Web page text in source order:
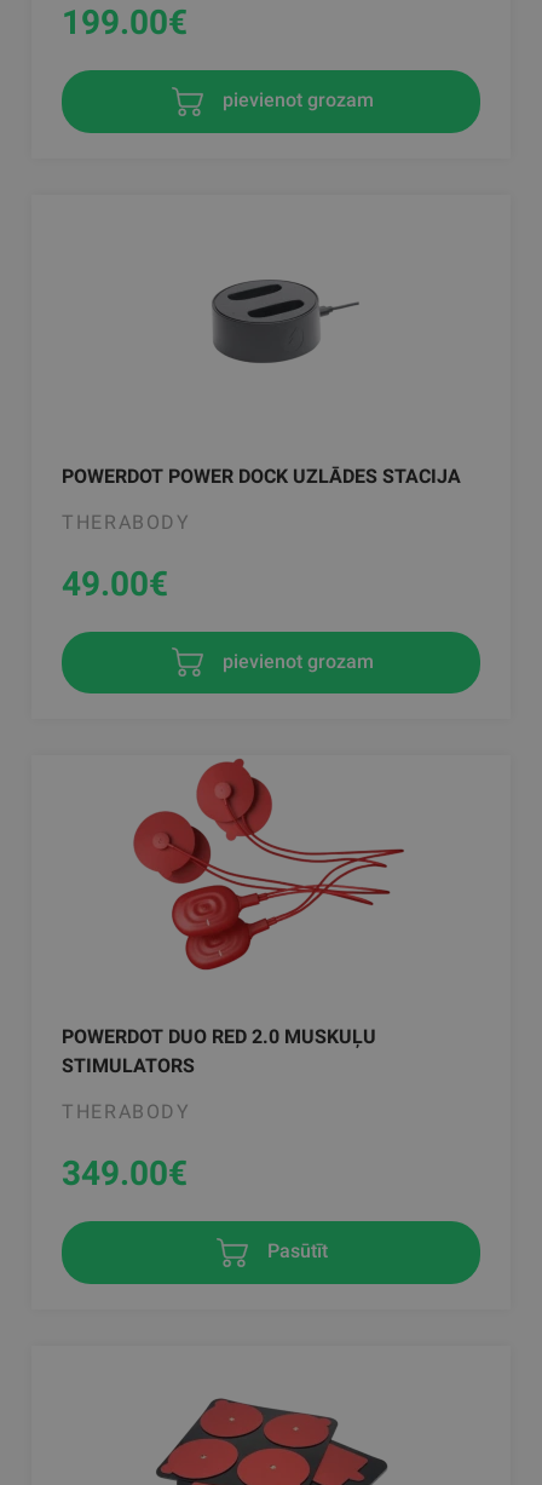
199.00€
pievienot grozam
POWERDOT POWER DOCK UZLĀDES STACIJA
THERABODY
49.00€
pievienot grozam
POWERDOT DUO RED 2.0 MUSKUĻU
STIMULATORS
THERABODY
349.00€
Pasūtīt